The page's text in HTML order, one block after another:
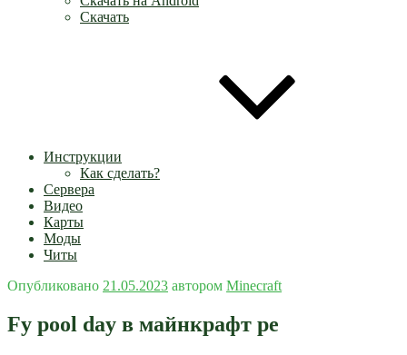
Скачать
Инструкции
Как сделать?
Сервера
Видео
Карты
Моды
Читы
Опубликовано 21.05.2023 автором Minecraft
Fy pool day в майнкрафт pe